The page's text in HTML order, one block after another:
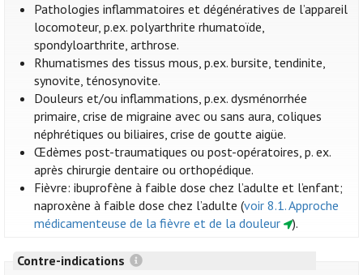
Pathologies inflammatoires et dégénératives de l’appareil
locomoteur, p.ex. polyarthrite rhumatoïde,
spondyloarthrite, arthrose.
Rhumatismes des tissus mous, p.ex. bursite, tendinite,
synovite, ténosynovite.
Douleurs et/ou inflammations, p.ex. dysménorrhée
primaire, crise de migraine avec ou sans aura, coliques
néphrétiques ou biliaires, crise de goutte aigüe.
Œdèmes post-traumatiques ou post-opératoires, p. ex.
après chirurgie dentaire ou orthopédique.
Fièvre: ibuprofène à faible dose chez l’adulte et l’enfant;
naproxène à faible dose chez l’adulte (voir 8.1. Approche
médicamenteuse de la fièvre et de la douleur
).
Contre-indications